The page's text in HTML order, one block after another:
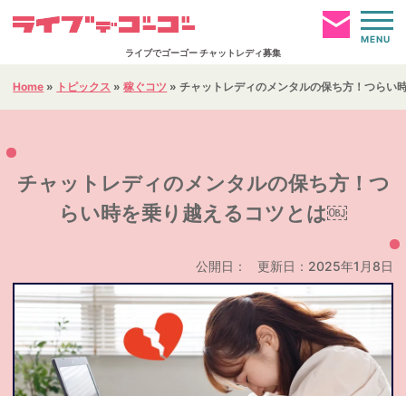
ライブでゴーゴー チャットレディ募集
お仕事ページへログイン
簡単仮登録
報酬について
お仕事内容
MENU
Home » トピックス » 稼ぐコツ » チャットレディのメンタルの保ち方！つらい
チャットレディのメンタルの保ち方！つ
らい時を乗り越えるコツとは￼
公開日： 更新日：2025年1月8日